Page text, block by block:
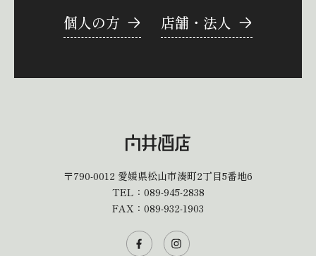
個人の方 店舗・法人
〒790-0012 愛媛県松山市湊町2丁目5番地6
TEL： 089-945-2838
FAX：089-932-1903